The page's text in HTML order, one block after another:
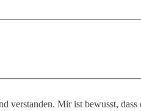
verstanden. Mir ist bewusst, dass